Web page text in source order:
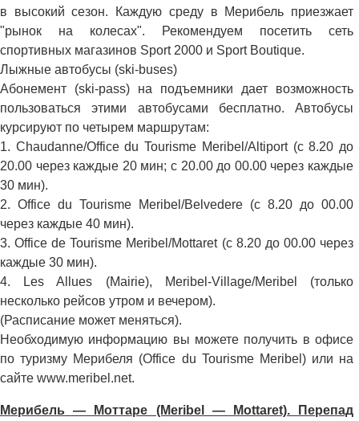
в высокий сезон. Каждую среду в Мерибель приезжает
"рынок на колесах". Рекомендуем посетить сеть
спортивных магазинов Sport 2000 и Sport Boutique.
Лыжные автобусы (ski-buses)
Абонемент (ski-pass) на подъемники дает возможность
пользоваться этими автобусами бесплатно. Автобусы
курсируют по четырем маршрутам:
1. Chaudanne/Office du Tourisme Meribel/Altiport (с 8.20 до
20.00 через каждые 20 мин; с 20.00 до 00.00 через каждые
30 мин).
2. Office du Tourisme Meribel/Belvedere (с 8.20 до 00.00
через каждые 40 мин).
3. Office de Tourisme Meribel/Mottaret (с 8.20 до 00.00 через
каждые 30 мин).
4. Les Allues (Mairie), Meribel-Village/Meribel (только
несколько рейсов утром и вечером).
(Расписание может меняться).
Необходимую информацию вы можете получить в офисе
по туризму Мерибеля (Office du Tourisme Meribel) или на
сайте www.meribel.net.
Мерибель — Моттаре (Meribel — Mottaret). Перепад